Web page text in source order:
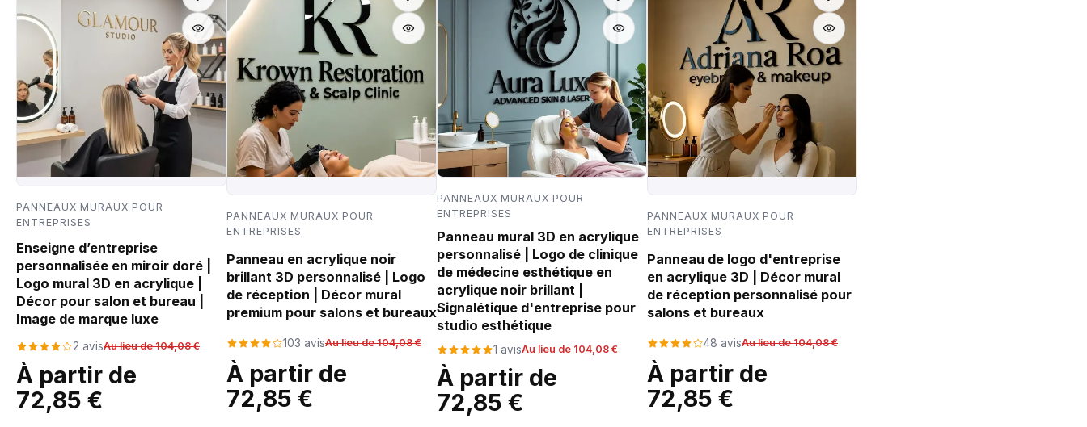
PANNEAUX MURAUX POUR
ENTREPRISES
Enseigne d’entreprise
personnalisée en miroir doré |
Logo mural 3D en acrylique |
Décor pour salon et bureau |
Image de marque luxe
2 avisAu lieu de 104,08 €
À partir de
72,85 €
PANNEAUX MURAUX POUR
ENTREPRISES
Panneau en acrylique noir
brillant 3D personnalisé | Logo
de réception | Décor mural
premium pour salons et bureaux
103 avisAu lieu de 104,08 €
À partir de
72,85 €
PANNEAUX MURAUX POUR
ENTREPRISES
Panneau mural 3D en acrylique
personnalisé | Logo de clinique
de médecine esthétique en
acrylique noir brillant |
Signalétique d'entreprise pour
studio esthétique
1 avisAu lieu de 104,08 €
À partir de
72,85 €
PANNEAUX MURAUX POUR
ENTREPRISES
Panneau de logo d'entreprise
en acrylique 3D | Décor mural
de réception personnalisé pour
salons et bureaux
48 avisAu lieu de 104,08 €
À partir de
72,85 €